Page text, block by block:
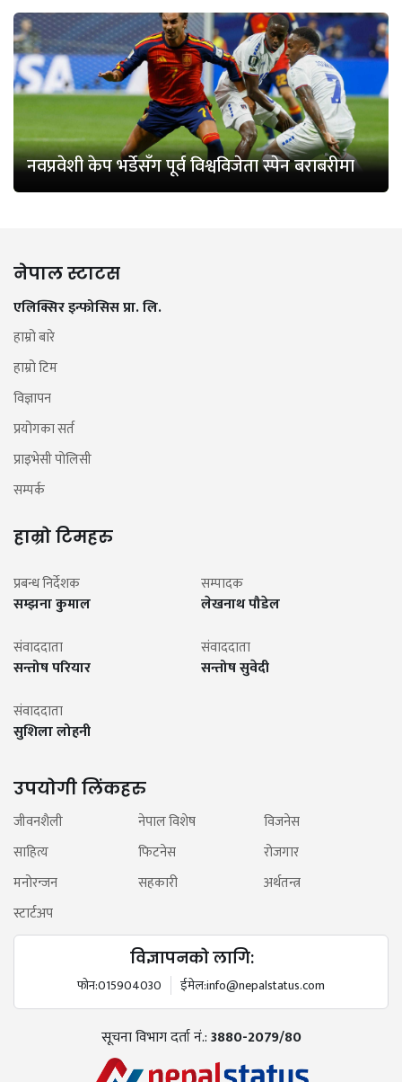
नवप्रवेशी केप भर्डेसँग पूर्व विश्वविजेता स्पेन बराबरीमा
नेपाल स्टाटस
एलिक्सिर इन्फोसिस प्रा. लि.
हाम्रो बारे
हाम्रो टिम
विज्ञापन
प्रयोगका सर्त
प्राइभेसी पोलिसी
सम्पर्क
हाम्रो टिमहरु
प्रबन्ध निर्देशक
सम्झना कुमाल
सम्पादक
लेखनाथ पौडेल
संवाददाता
सन्तोष परियार
संवाददाता
सन्तोष सुवेदी
संवाददाता
सुशिला लोहनी
उपयोगी लिंकहरु
जीवनशैली नेपाल विशेष
विजनेस
साहित्य
फिटनेस
रोजगार
मनोरन्जन
सहकारी
अर्थतन्त्र
स्टार्टअप
विज्ञापनको लागि:
फोन:015904030 ईमेल:info@nepalstatus.com
सूचना विभाग दर्ता नं.:3880-2079/80